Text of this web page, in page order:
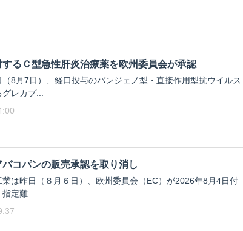
るＣ型急性肝炎治療薬を欧州委員会が承認
8月7日）、経口投与のパンジェノ型・直接作用型抗ウイルス
レカプ...
コパンの販売承認を取り消し
は昨日（８月６日）、欧州委員会（EC）が2026年8月4日付
定難...